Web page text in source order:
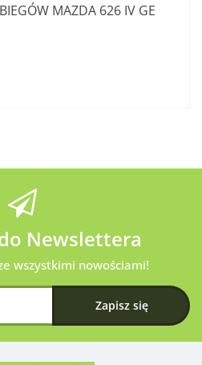
MAZDA 626 IV GE
Newslettera
wszystkimi nowościami!